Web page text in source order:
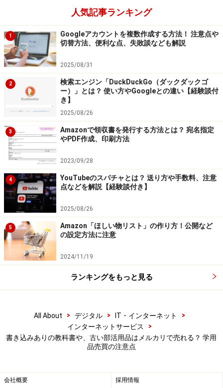
って出品を諦めなくても大丈夫。もちろん商品説明に
「書き込みがあります」と記載は必要です。
◾️購入者：内容をしっかり確認
購入する場合には、自分がほしいと思っているもので間
違いがないのかを確認することは大切です。参考書の場
合、同じタイトルであっても年代によって内容が異なる
こともあります。また問題集の場合は、解答がついてく
るかどうかも念のため確認しておきましょう。中には問
題のみで解答がついていない商品も出品されているから
です。
2.絵の具セットやお習字セットの売買のポ
イント／注意点
学校では授業で使用する絵の具セットやお習字セット、
裁縫セットなどを購入することになります。
◾️出品者：全てそろっていなくてもいい
学校で使う「◯◯セット」は、必要なものがセットにな
っている状態で販売されています。でもメルカリに出品
する中古品は、全てがそろっていなくても出品自体には
く商品説明に記載しておけばトラブルにはならないでし
ょう。
の具セットではパレットが汚れてしまいますし、お習字
人気記事ランキング
1
Googleアカウントを複数作成する方法！ 注意点や
切替方法、便利な点、失敗談なども解説
2025/08/31
2
検索エンジン「DuckDuckGo（ダックダックゴ
ー）」とは？ 使い方やGoogleとの違い【経験談付
き】
2025/08/26
3
Amazonで領収書を発行する方法とは？ 宛名指定
やPDF作成、印刷方法
2023/09/28
4
YouTubeのスパチャとは？ 送り方や手数料、注意
点などを解説【経験談付き】
2025/08/26
5
Amazon「ほしい物リスト」の作り方！公開など
の設定方法に注意
2024/11/19
ランキングをもっと見る
All About > デジタル > IT・インターネット
>
インターネットサービス
>
書き込みありの教科書や、古い部活用品はメルカリで売れる？ 学用
品売買の注意点
会社概要 採用情報